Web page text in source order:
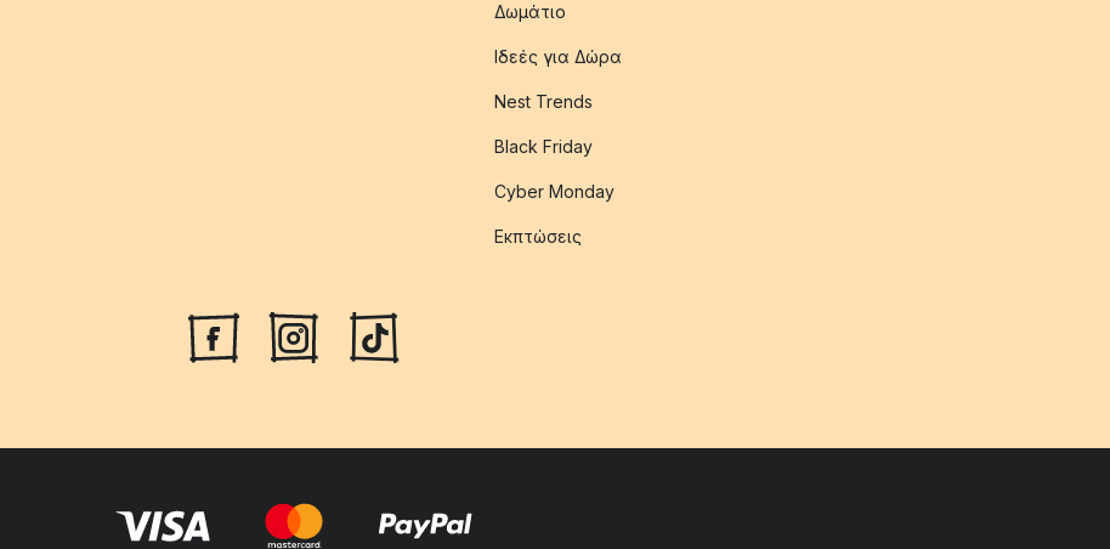
Δωμάτιο
Ιδεές για Δώρα
Nest Trends
Black Friday
Cyber Monday
Εκπτώσεις